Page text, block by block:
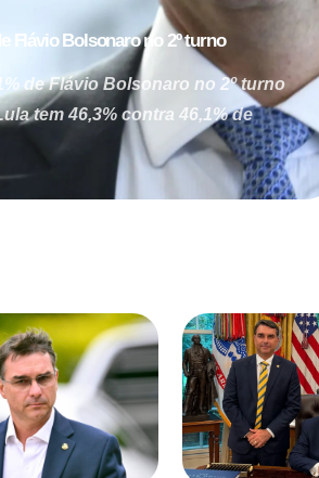
Flávio Bolsonaro no 2º turno
de Flávio Bolsonaro no 2º turno
tem 46,3% contra 46,1% de